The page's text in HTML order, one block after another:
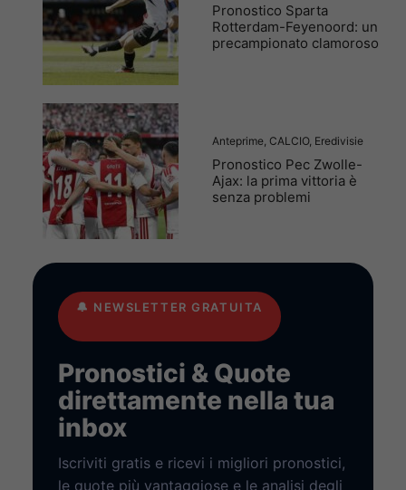
Pronostico Sparta
Rotterdam-Feyenoord: un
precampionato clamoroso
Anteprime CALCIO, Eredivisie
Pronostico Pec Zwolle-
Ajax: la prima vittoria è
senza problemi
🔔 NEWSLETTER GRATUITA
Pronostici & Quote
direttamente nella tua
inbox
Iscriviti gratis e ricevi i migliori pronostici,
le quote più vantaggiose e le analisi degli